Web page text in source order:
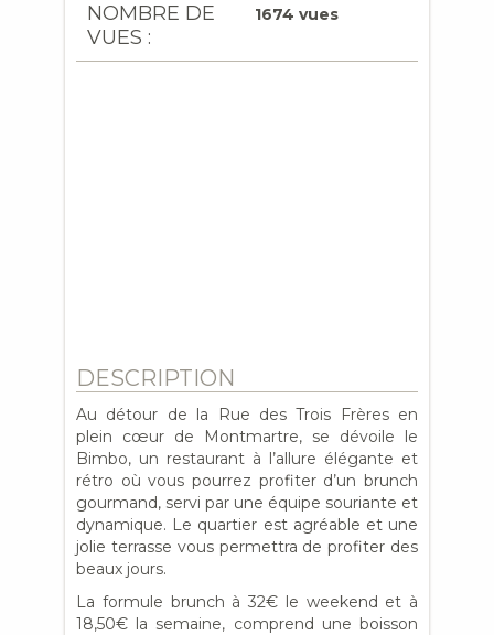
NOMBRE DE
VUES :
1674 vues
DESCRIPTION
Au détour de la Rue des Trois Frères en
plein cœur de Montmartre, se dévoile le
Bimbo, un restaurant à l’allure élégante et
rétro où vous pourrez profiter d’un brunch
gourmand, servi par une équipe souriante et
dynamique. Le quartier est agréable et une
jolie terrasse vous permettra de profiter des
beaux jours.
La formule brunch à 32€ le weekend et à
18,50€ la semaine, comprend une boisson